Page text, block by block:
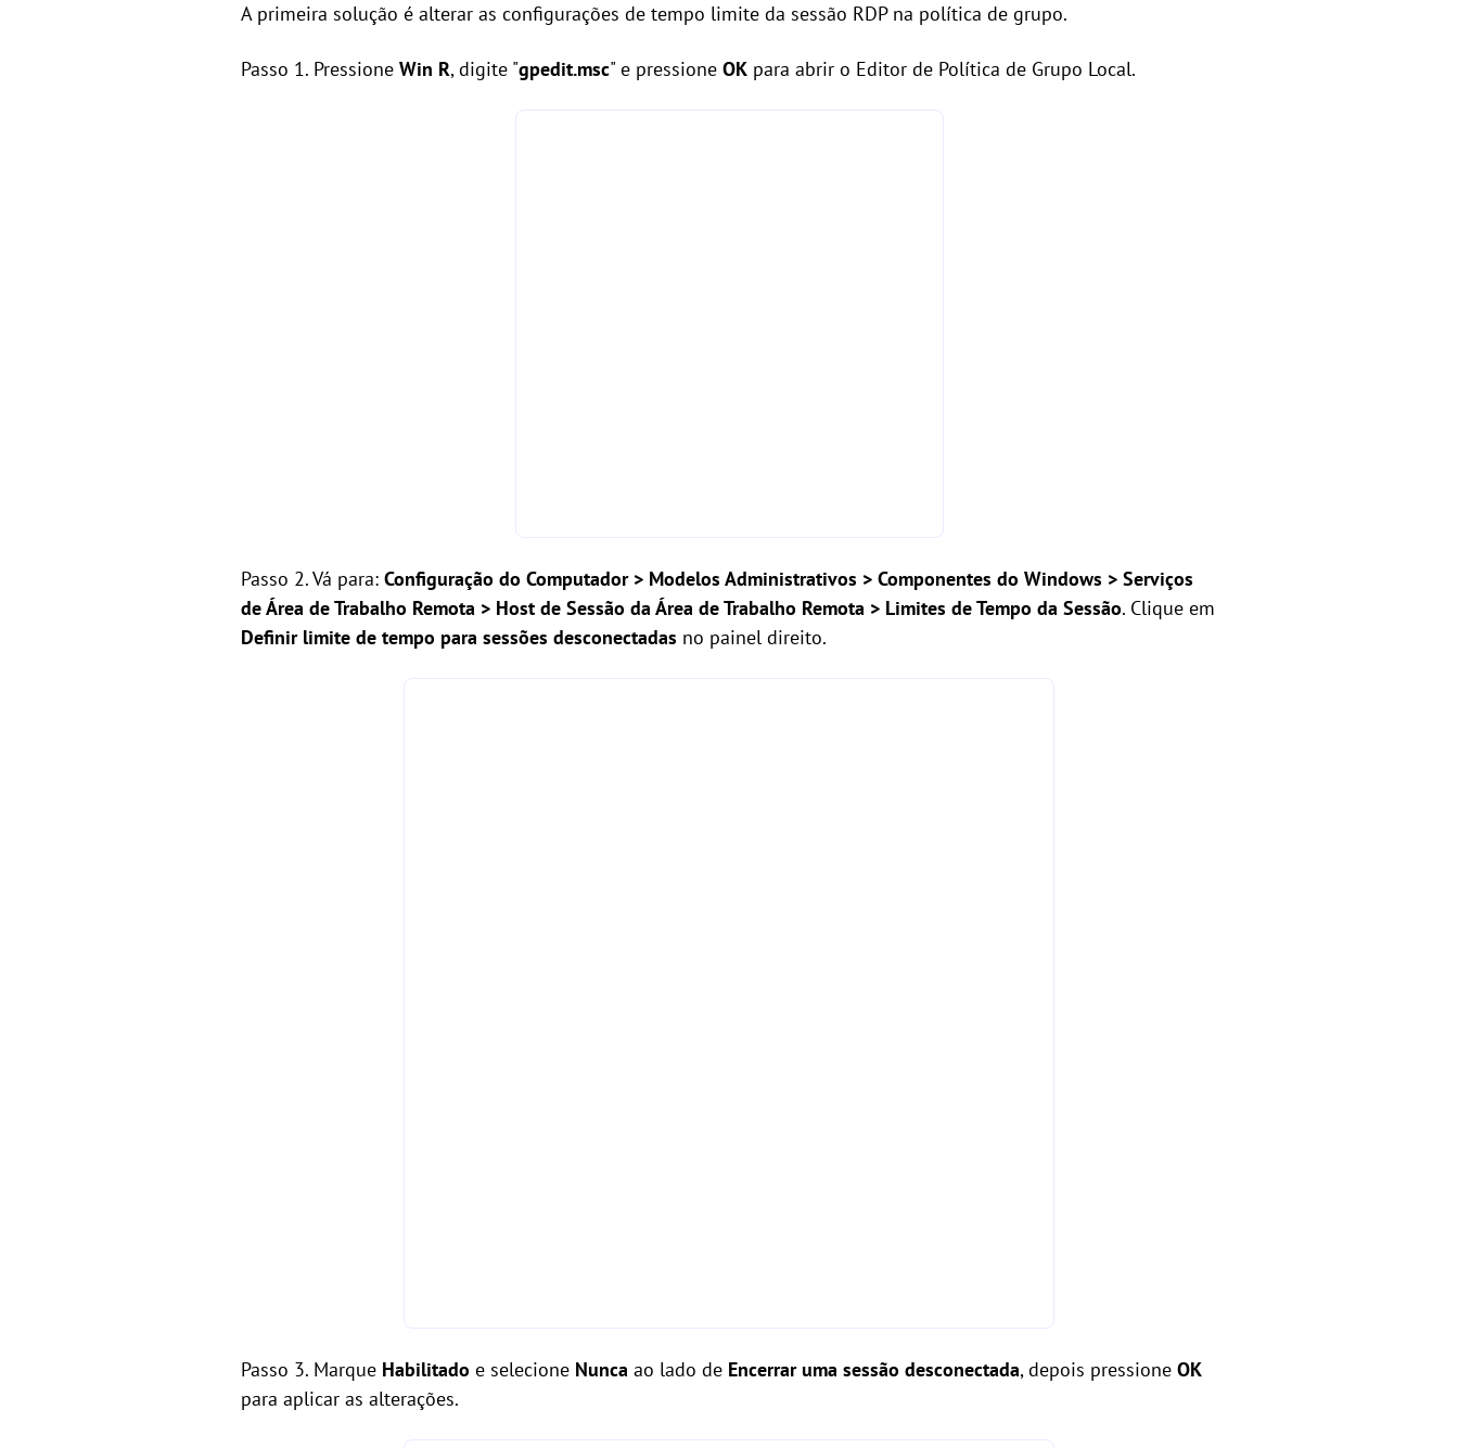
A primeira solução é alterar as configurações de tempo limite da sessão RDP na política de grupo.
Passo 1. Pressione Win R, digite "gpedit.msc" e pressione OK para abrir o Editor de Política de Grupo Local.
Passo 2. Vá para: Configuração do Computador > Modelos Administrativos > Componentes do Windows > Serviços
de Área de Trabalho Remota > Host de Sessão da Área de Trabalho Remota > Limites de Tempo da Sessão. Clique em
Definir limite de tempo para sessões desconectadas no painel direito.
Passo 3. Marque Habilitado e selecione Nunca ao lado de Encerrar uma sessão desconectada, depois pressione OK
para aplicar as alterações.